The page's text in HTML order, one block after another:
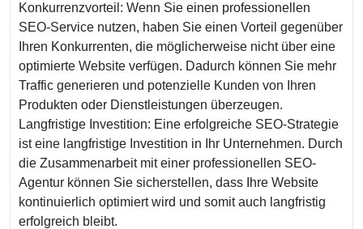
Konkurrenzvorteil: Wenn Sie einen professionellen
SEO-Service nutzen, haben Sie einen Vorteil gegenüber
Ihren Konkurrenten, die möglicherweise nicht über eine
optimierte Website verfügen. Dadurch können Sie mehr
Traffic generieren und potenzielle Kunden von Ihren
Produkten oder Dienstleistungen überzeugen.
Langfristige Investition: Eine erfolgreiche SEO-Strategie
ist eine langfristige Investition in Ihr Unternehmen. Durch
die Zusammenarbeit mit einer professionellen SEO-
Agentur können Sie sicherstellen, dass Ihre Website
kontinuierlich optimiert wird und somit auch langfristig
erfolgreich bleibt.